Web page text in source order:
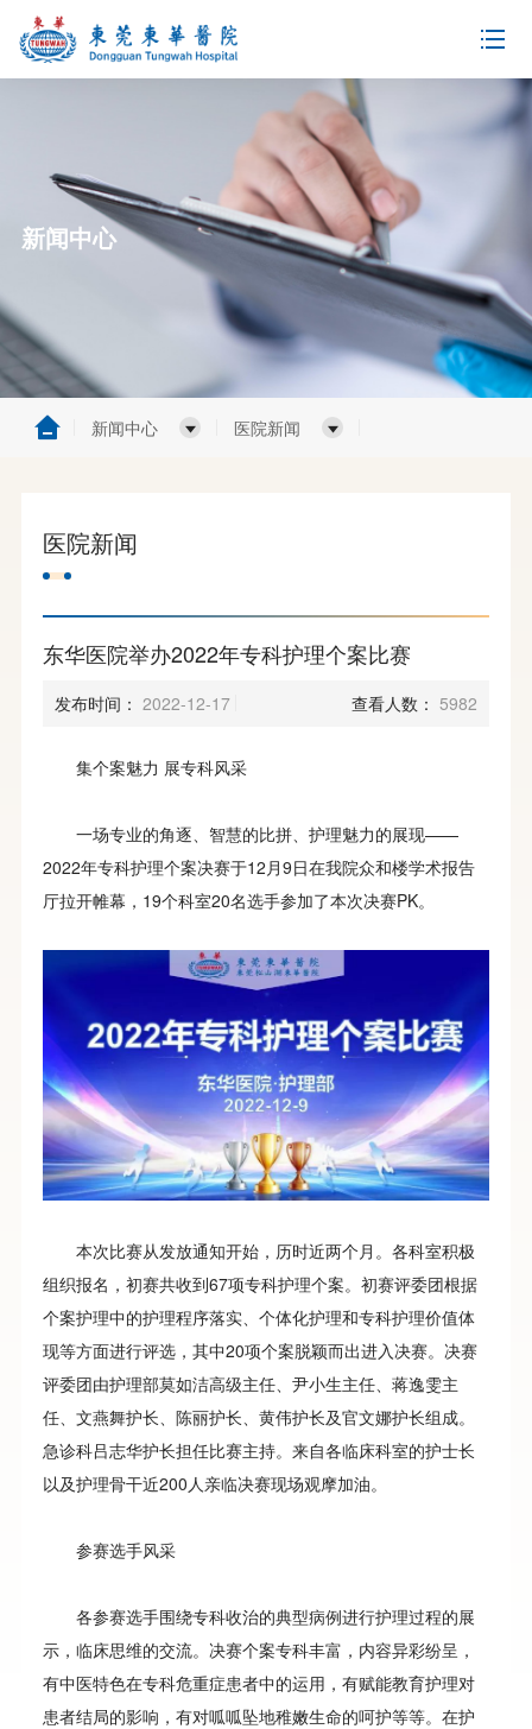
新闻中心
新闻中心 医院新闻
医院新闻
东华医院举办2022年专科护理个案比赛
发布时间： 2022-12-17 查看人数： 5982
集个案魅力 展专科风采
一场专业的角逐、智慧的比拼、护理魅力的展现——
2022年专科护理个案决赛于12月9日在我院众和楼学术报告
厅拉开帷幕，19个科室20名选手参加了本次决赛PK。
本次比赛从发放通知开始，历时近两个月。各科室积极
组织报名，初赛共收到67项专科护理个案。初赛评委团根据
个案护理中的护理程序落实、个体化护理和专科护理价值体
现等方面进行评选，其中20项个案脱颖而出进入决赛。决赛
评委团由护理部莫如洁高级主任、尹小生主任、蒋逸雯主
任、文燕舞护长、陈丽护长、黄伟护长及官文娜护长组成。
急诊科吕志华护长担任比赛主持。来自各临床科室的护士长
以及护理骨干近200人亲临决赛现场观摩加油。
参赛选手风采
各参赛选手围绕专科收治的典型病例进行护理过程的展
示，临床思维的交流。决赛个案专科丰富，内容异彩纷呈，
有中医特色在专科危重症患者中的运用，有赋能教育护理对
患者结局的影响，有对呱呱坠地稚嫩生命的呵护等等。在护